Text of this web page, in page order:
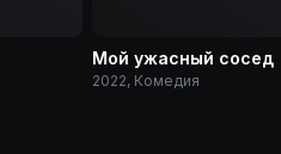
Мой ужасный сосед
2022, Комедия